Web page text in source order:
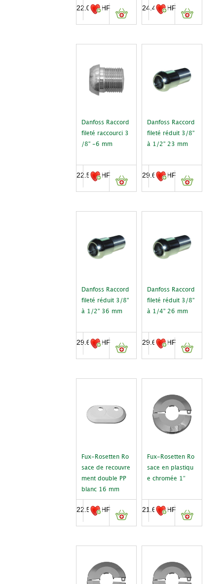
22.00CHF 24.40CHF
Danfoss Raccord
fileté raccourci 3
/8” -6 mm
22.50CHF
Danfoss Raccord
fileté réduit 3/8”
à 1/2” 23 mm
29.60CHF
Danfoss Raccord
fileté réduit 3/8”
à 1/2” 36 mm
29.60CHF
Danfoss Raccord
fileté réduit 3/8”
à 1/4” 26 mm
29.60CHF
Fux-Rosetten Ro
sace de recouvre
ment double PP
blanc 16 mm
22.50CHF
Fux-Rosetten Ro
sace en plastiqu
e chromée 1″
21.60CHF